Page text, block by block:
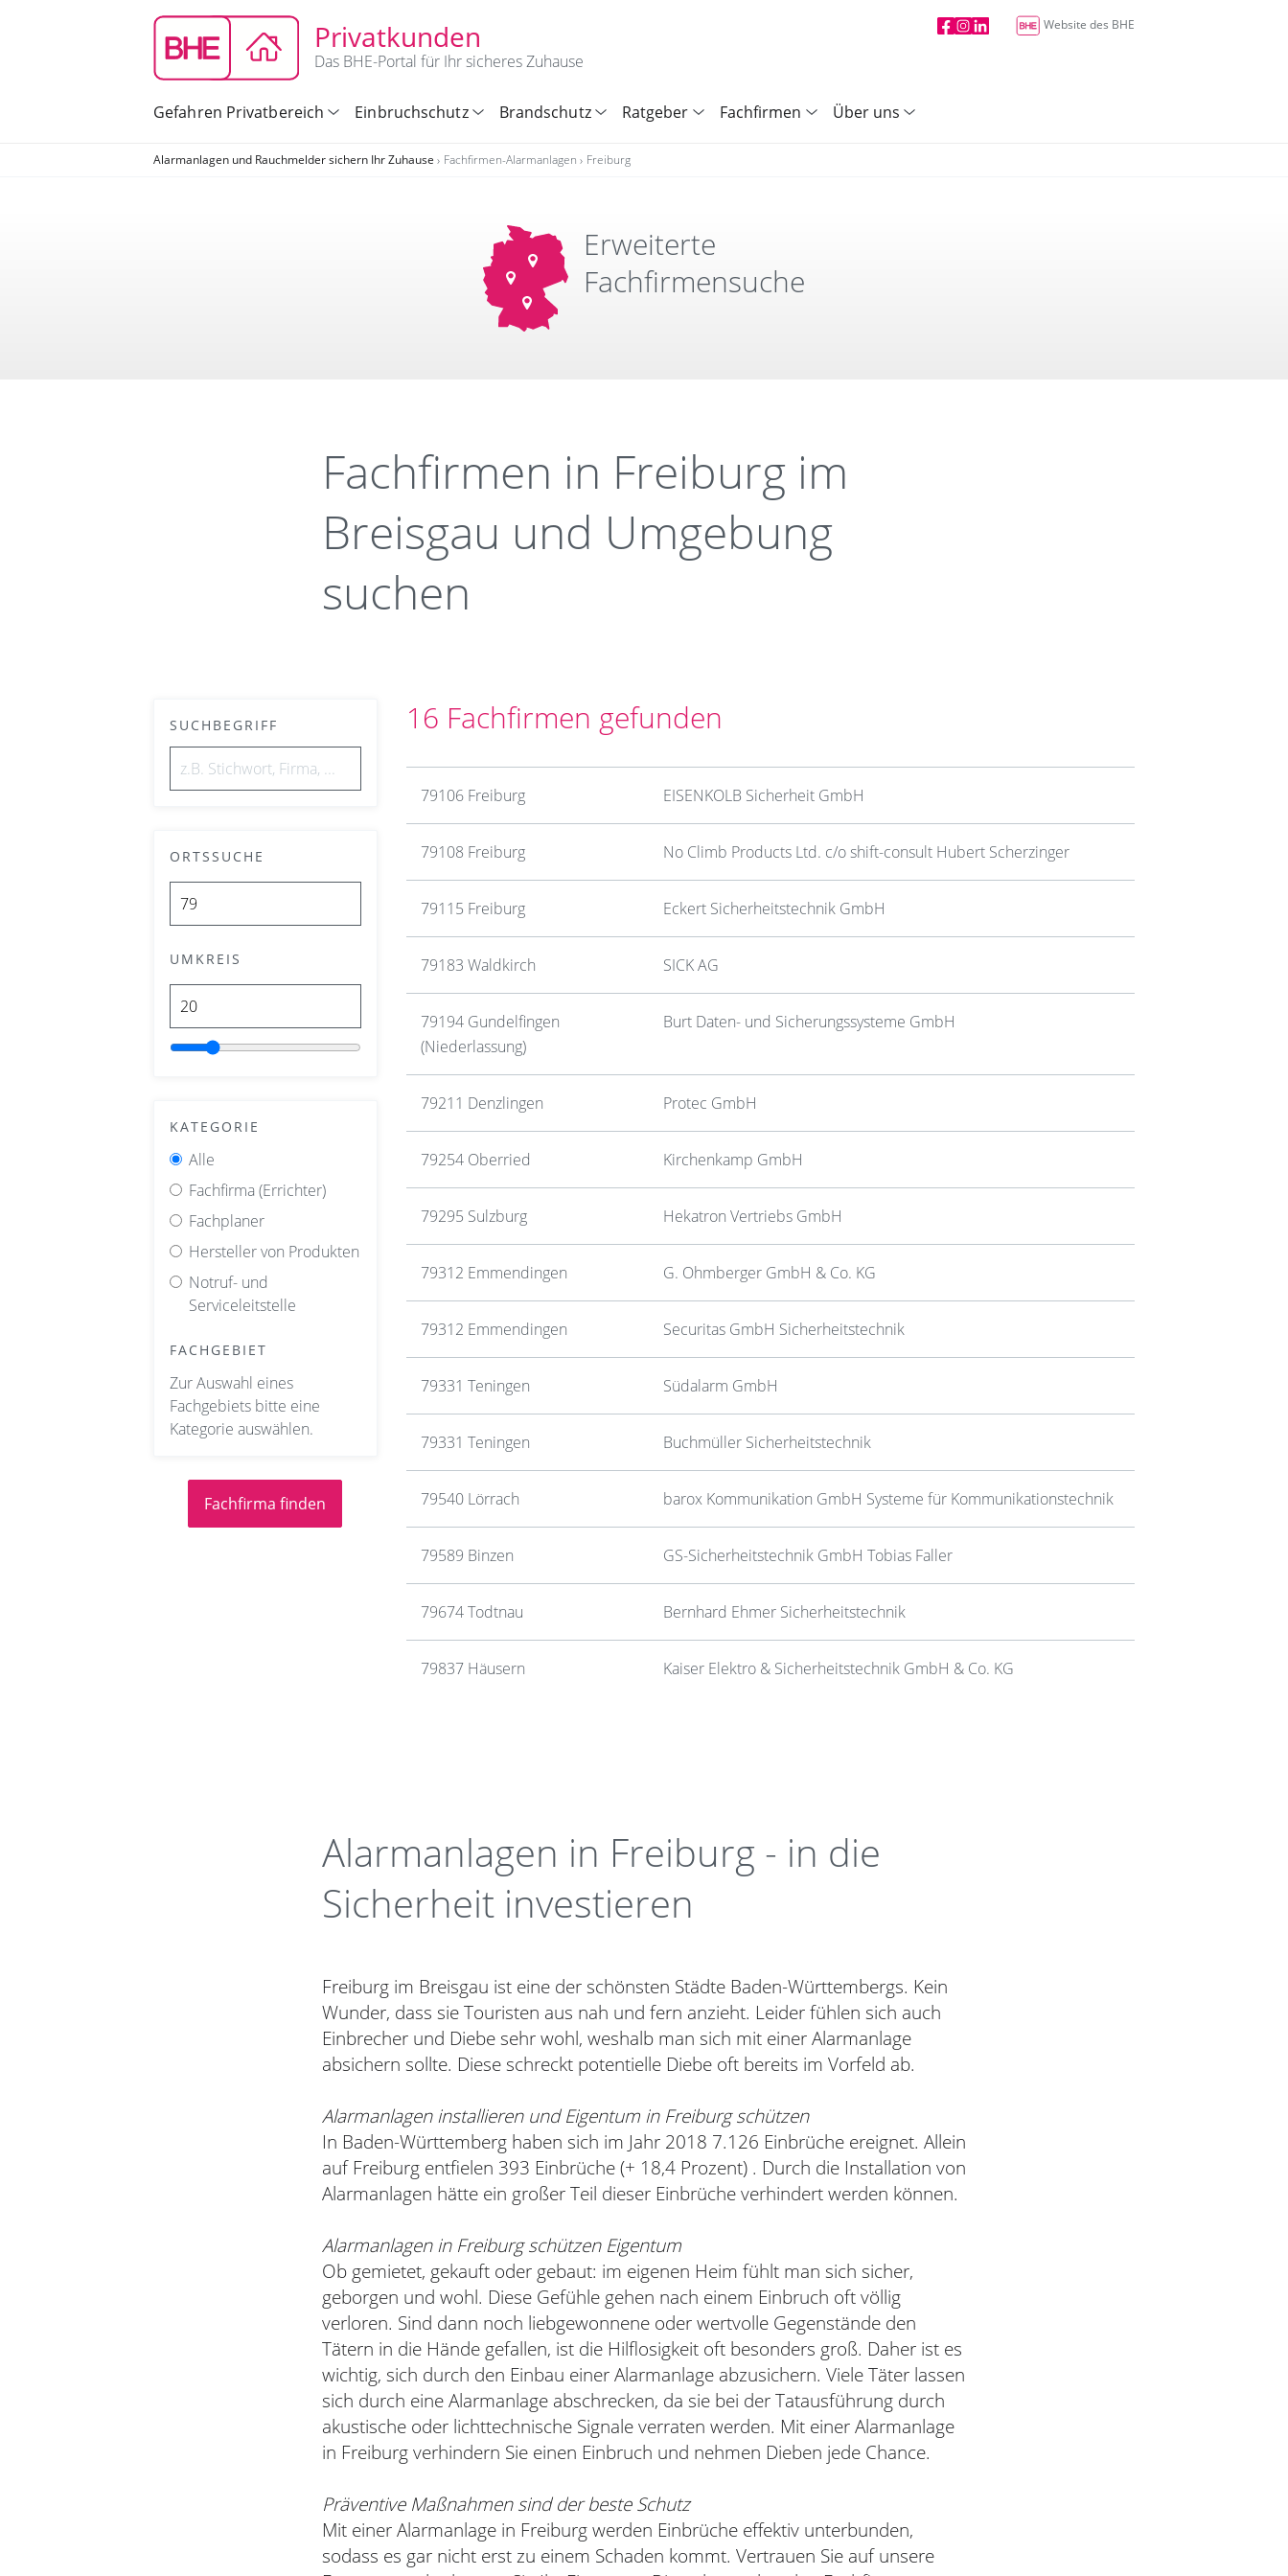
Privatkunden
Das BHE-Portal für Ihr sicheres Zuhause
Gefahren Privatbereich Einbruchschutz Brandschutz Ratgeber Fachfirmen Über uns
Website des BHE
Alarmanlagen und Rauchmelder sichern Ihr Zuhause Fachfirmen-Alarmanlagen Freiburg
Erweiterte
Fachfirmensuche
Fachfirmen in Freiburg im
Breisgau und Umgebung
suchen
SUCHBEGRIFF
ORTSSUCHE
UMKREIS
KATEGORIE
Alle
Fachfirma (Errichter)
Fachplaner
Hersteller von Produkten
Notruf- und
Serviceleitstelle
FACHGEBIET
Zur Auswahl eines
Fachgebiets bitte eine
Kategorie auswählen.
16 Fachfirmen gefunden
79106 Freiburg EISENKOLB Sicherheit GmbH
79108 Freiburg No Climb Products Ltd. c/o shift-consult Hubert Scherzinger
79115 Freiburg Eckert Sicherheitstechnik GmbH
79183 Waldkirch SICK AG
79194 Gundelfingen
(Niederlassung)
Burt Daten- und Sicherungssysteme GmbH
79211 Denzlingen Protec GmbH
79254 Oberried Kirchenkamp GmbH
79295 Sulzburg Hekatron Vertriebs GmbH
79312 Emmendingen G. Ohmberger GmbH & Co. KG
79312 Emmendingen Securitas GmbH Sicherheitstechnik
79331 Teningen Südalarm GmbH
79331 Teningen Buchmüller Sicherheitstechnik
79540 Lörrach barox Kommunikation GmbH Systeme für Kommunikationstechnik
79589 Binzen GS-Sicherheitstechnik GmbH Tobias Faller
79674 Todtnau Bernhard Ehmer Sicherheitstechnik
79837 Häusern Kaiser Elektro & Sicherheitstechnik GmbH & Co. KG
Alarmanlagen in Freiburg - in die
Sicherheit investieren
Freiburg im Breisgau ist eine der schönsten Städte Baden-Württembergs. Kein
Wunder, dass sie Touristen aus nah und fern anzieht. Leider fühlen sich auch
Einbrecher und Diebe sehr wohl, weshalb man sich mit einer Alarmanlage
absichern sollte. Diese schreckt potentielle Diebe oft bereits im Vorfeld ab.
Alarmanlagen installieren und Eigentum in Freiburg schützen
In Baden-Württemberg haben sich im Jahr 2018 7.126 Einbrüche ereignet. Allein
auf Freiburg entfielen 393 Einbrüche (+ 18,4 Prozent) . Durch die Installation von
Alarmanlagen hätte ein großer Teil dieser Einbrüche verhindert werden können.
Alarmanlagen in Freiburg schützen Eigentum
Ob gemietet, gekauft oder gebaut: im eigenen Heim fühlt man sich sicher,
geborgen und wohl. Diese Gefühle gehen nach einem Einbruch oft völlig
verloren. Sind dann noch liebgewonnene oder wertvolle Gegenstände den
Tätern in die Hände gefallen, ist die Hilflosigkeit oft besonders groß. Daher ist es
wichtig, sich durch den Einbau einer Alarmanlage abzusichern. Viele Täter lassen
sich durch eine Alarmanlage abschrecken, da sie bei der Tatausführung durch
akustische oder lichttechnische Signale verraten werden. Mit einer Alarmanlage
in Freiburg verhindern Sie einen Einbruch und nehmen Dieben jede Chance.
Präventive Maßnahmen sind der beste Schutz
Mit einer Alarmanlage in Freiburg werden Einbrüche effektiv unterbunden,
sodass es gar nicht erst zu einem Schaden kommt. Vertrauen Sie auf unsere